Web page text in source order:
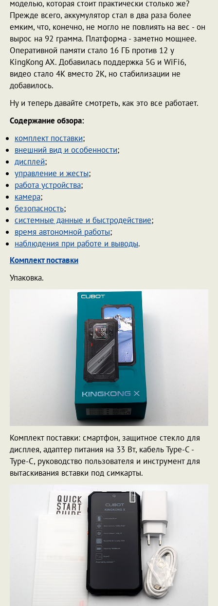
моделью, которая стоит практически столько же?
Прежде всего, аккумулятор стал в два раза более
емким, что, конечно, не могло не повлиять на вес - он
вырос на 92 грамма. Платформа - заметно мощнее.
Оперативной памяти стало 16 ГБ против 12 у
KingKong AX. Добавилась поддержка 5G и WiFi6,
видео стало 4К вместо 2К, но стабилизации не
добавилось.
Ну и теперь давайте смотреть, как это все работает.
Содержание обзора:
комплект поставки;
внешний вид и особенности;
дисплей;
управление и жесты;
работа устройства;
камера;
безопасность;
системные данные и быстродействие;
время автономной работы;
наблюдения при работе и выводы.
Комплект поставки
Упаковка.
Комплект поставки: смартфон, защитное стекло для
дисплея, адаптер питания на 33 Вт, кабель Type-C -
Type-C, руководство пользователя и инструмент для
вытаскивания вставки под симкарты.